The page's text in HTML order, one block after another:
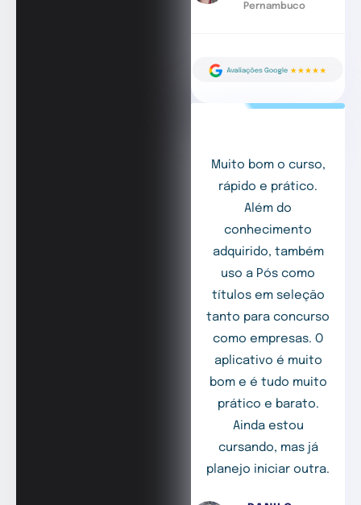
Pernambuco
Muito bom o curso,
rápido e prático.
Além do
conhecimento
adquirido, também
uso a Pós como
títulos em seleção
tanto para concurso
como empresas. O
aplicativo é muito
bom e é tudo muito
prático e barato.
Ainda estou
cursando, mas já
planejo iniciar outra.